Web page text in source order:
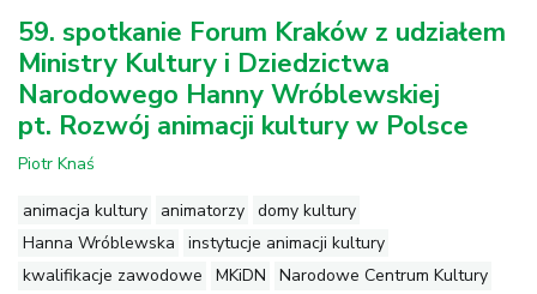
59. spotkanie Forum Kraków z udziałem
Ministry Kultury i Dziedzictwa
Narodowego Hanny Wróblewskiej
pt. Rozwój animacji kultury w Polsce
Piotr Knaś
animacja kultury animatorzy
domy kultury
Hanna Wróblewska
instytucje animacji kultury
kwalifikacje zawodowe
MKiDN
Narodowe Centrum Kultury